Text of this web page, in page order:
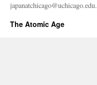
japanatchicago@uchicago.edu.
The Atomic Age